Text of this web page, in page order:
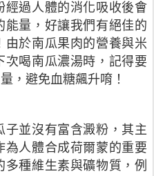
過人體的消化吸收後會
量，好讓我們有絕佳的
由於南瓜果肉的營養與米
喝南瓜濃湯時，記得要
，避免血糖飆升唷！
並沒有富含澱粉，其主
為人體合成荷爾蒙的重要
種維生素與礦物質，例